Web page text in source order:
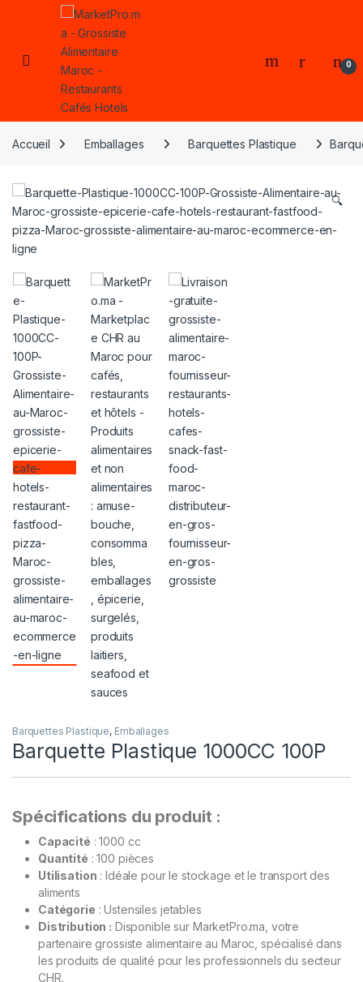
Skip to navigation
Skip to content
Open 0
Accueil Emballages Barquettes Plastique
🔍
Barquettes Plastique, Emballages
Barquette Plastique 1000CC 100P
Spécifications du produit :
Capacité : 1000 cc
Quantité : 100 pièces
Utilisation : Idéale pour le stockage et le transport des
aliments
Catégorie : Ustensiles jetables
Distribution : Disponible sur MarketPro.ma, votre
partenaire grossiste alimentaire au Maroc, spécialisé dans
les produits de qualité pour les professionnels du secteur
CHR.